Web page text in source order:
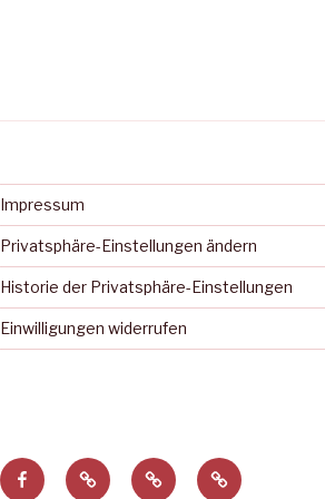
Impressum
Privatsphäre-Einstellungen ändern
Historie der Privatsphäre-Einstellungen
Einwilligungen widerrufen
FacebookPrivatsphäre-
HistorieEinwilligungen